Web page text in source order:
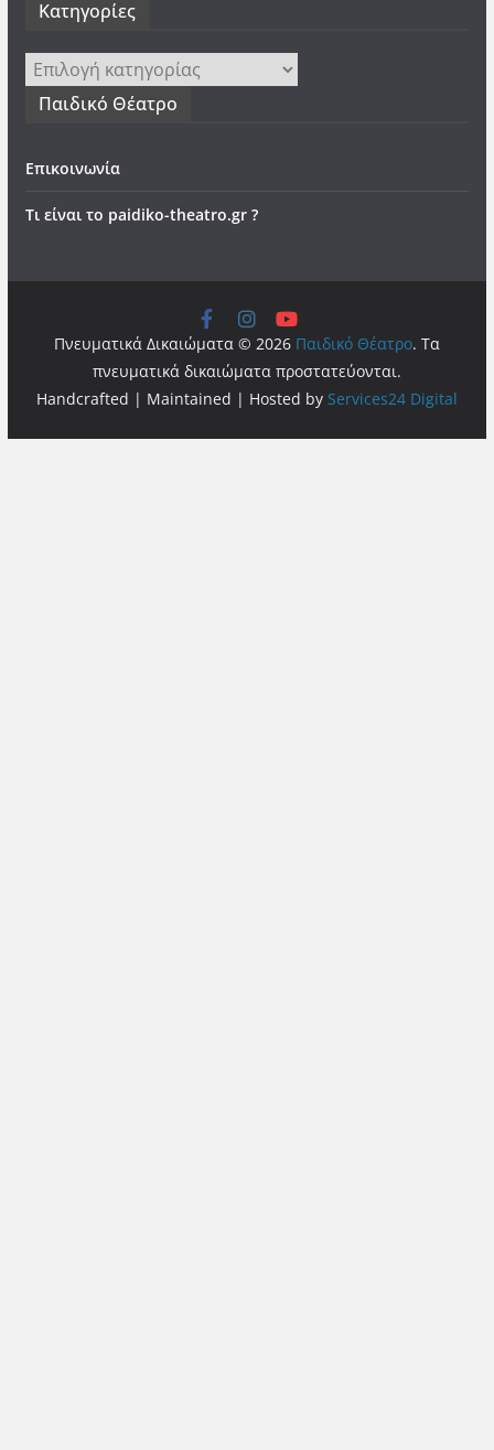
Kατηγορίες
Kατηγορίες
Παιδικό Θέατρο
Επικοινωνία
Τι είναι το paidiko-theatro.gr ?
Πνευματικά Δικαιώματα © 2026 Παιδικό Θέατρο. Τα
πνευματικά δικαιώματα προστατεύονται.
Handcrafted | Maintained | Hosted by Services24 Digital